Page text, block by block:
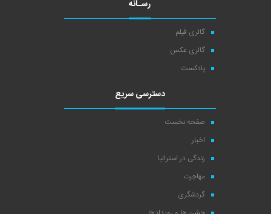
رسـانه
گالری فیلم
گالری عکس
پادکست
دسترسی سریع
صفحه نخست
اخبار
زندگی در استرالیا
مهاجرت
گردشگری